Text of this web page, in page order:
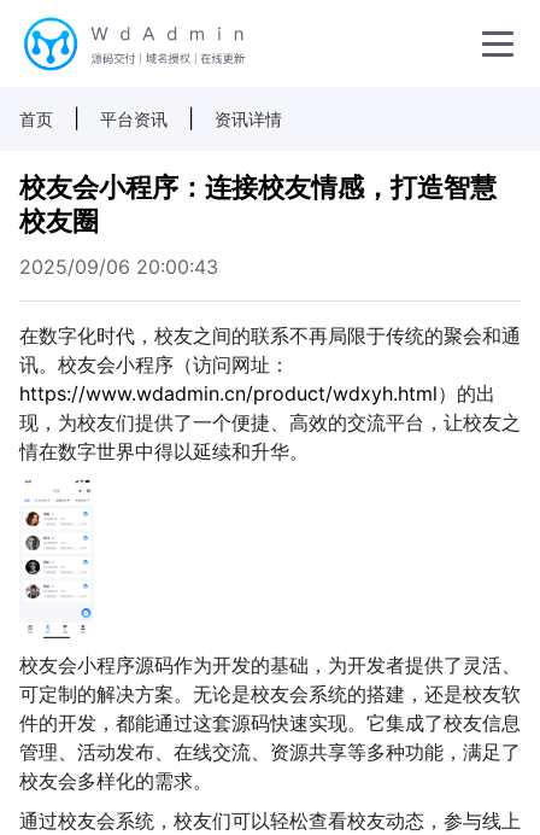
首页 平台资讯 资讯详情
校友会小程序：连接校友情感，打造智慧
校友圈
2025/09/06 20:00:43
在数字化时代，校友之间的联系不再局限于传统的聚会和通
讯。校友会小程序（访问网址：
https://www.wdadmin.cn/product/wdxyh.html）的出
现，为校友们提供了一个便捷、高效的交流平台，让校友之
情在数字世界中得以延续和升华。
校友会小程序源码作为开发的基础，为开发者提供了灵活、
可定制的解决方案。无论是校友会系统的搭建，还是校友软
件的开发，都能通过这套源码快速实现。它集成了校友信息
管理、活动发布、在线交流、资源共享等多种功能，满足了
校友会多样化的需求。
通过校友会系统，校友们可以轻松查看校友动态，参与线上